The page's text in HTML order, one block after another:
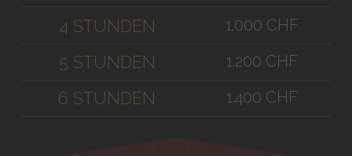
4 STUNDEN 1.000 CHF
5 STUNDEN 1.200 CHF
6 STUNDEN 1.400 CHF